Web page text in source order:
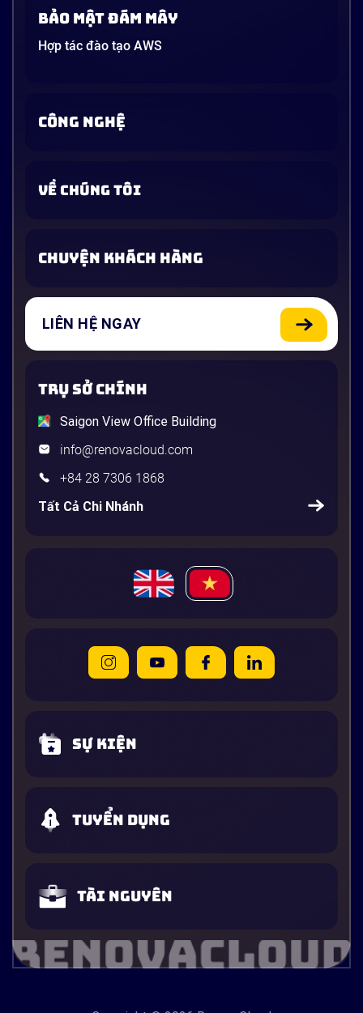
Bảo mật đám mây
Hợp tác đào tạo AWS
CÔNG NGHỆ
VỀ CHÚNG TÔI
CHUYỆN KHÁCH HÀNG
LIÊN HỆ NGAY
TRỤ SỞ CHÍNH
Saigon View Office Building
info@renovacloud.com
+84 28 7306 1868
Tất Cả Chi Nhánh
Sự kiện
Tuyển dụng
Tài nguyên